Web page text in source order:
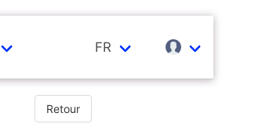
FR
Retour